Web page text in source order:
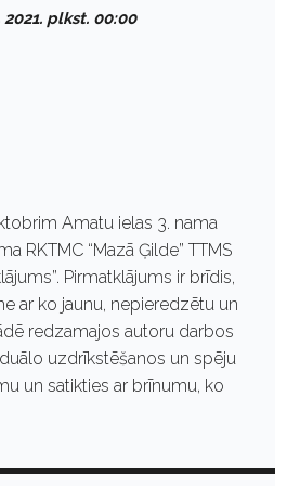
plkst. 00:00
Amatu ielas 3. nama
RKTMC “Mazā Ģilde” TTMS
Pirmatklājums ir brīdis,
ar ko jaunu, nepieredzētu un
redzamajos autoru darbos
uzdrīkstēšanos un spēju
un satikties ar brīnumu, ko